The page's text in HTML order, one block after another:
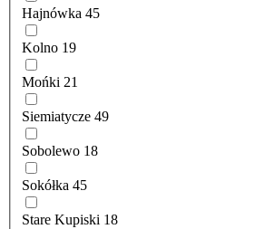
Hajnówka 45
Kolno 19
Mońki 21
Siemiatycze 49
Sobolewo 18
Sokółka 45
Stare Kupiski 18